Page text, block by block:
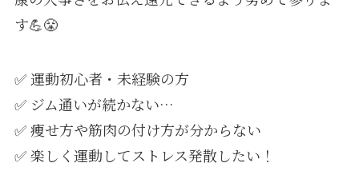
す💪😤
✅ 運動初心者・未経験の方
✅ ジム通いが続かない…
✅ 痩せ方や筋肉の付け方が分からない
✅ 楽しく運動してストレス発散したい！